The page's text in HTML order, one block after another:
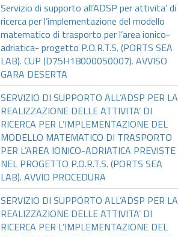
Servizio di supporto all’ADSP per attivita’ di
ricerca per l’implementazione del modello
matematico di trasporto per l’area ionico-
adriatica- progetto P.O.R.T.S. (PORTS SEA
LAB). CUP (D75H18000050007). AVVISO
GARA DESERTA
SERVIZIO DI SUPPORTO ALL’ADSP PER LA
REALIZZAZIONE DELLE ATTIVITA’ DI
RICERCA PER L’IMPLEMENTAZIONE DEL
MODELLO MATEMATICO DI TRASPORTO
PER L’AREA IONICO-ADRIATICA PREVISTE
NEL PROGETTO P.O.R.T.S. (PORTS SEA
LAB). AVVIO PROCEDURA
SERVIZIO DI SUPPORTO ALL’ADSP PER LA
REALIZZAZIONE DELLE ATTIVITA’ DI
RICERCA PER L’IMPLEMENTAZIONE DEL